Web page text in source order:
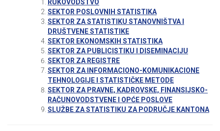
RUKOVODSTVO
SEKTOR POSLOVNIH STATISTIKA
SEKTOR ZA STATISTIKU STANOVNIŠTVA I
DRUŠTVENE STATISTIKE
SEKTOR EKONOMSKIH STATISTIKA
SEKTOR ZA PUBLICISTIKU I DISEMINACIJU
SEKTOR ZA REGISTRE
SEKTOR ZA INFORMACIONO-KOMUNIKACIONE
TEHNOLOGIJE I STATISTIČKE METODE
SEKTOR ZA PRAVNE, KADROVSKE, FINANSIJSKO-
RAČUNOVODSTVENE I OPĆE POSLOVE
SLUŽBE ZA STATISTIKU ZA PODRUČJE KANTONA